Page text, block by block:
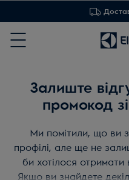
Menu
Залиште
промокод
Ми помітили, що ви
профілі, але ще не
би хотілося отримати
Якщо ви знайдете